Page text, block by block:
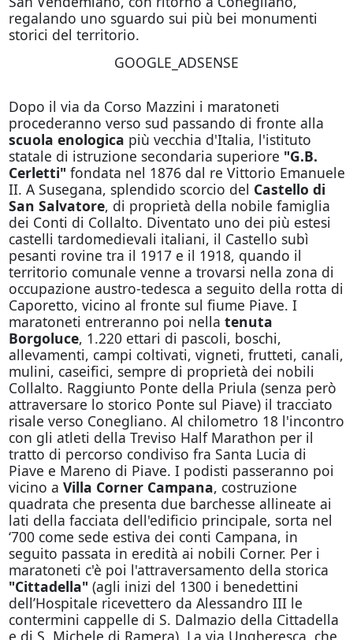
regalando uno sguardo sui più bei monumenti
storici del territorio.
GOOGLE_ADSENSE
Dopo il via da Corso Mazzini i maratoneti
procederanno verso sud passando di fronte alla
scuola enologica più vecchia d'Italia, l'istituto
statale di istruzione secondaria superiore "G.B.
Cerletti" fondata nel 1876 dal re Vittorio Emanuele
II. A Susegana, splendido scorcio del Castello di
San Salvatore, di proprietà della nobile famiglia
dei Conti di Collalto. Diventato uno dei più estesi
castelli tardomedievali italiani, il Castello subì
pesanti rovine tra il 1917 e il 1918, quando il
territorio comunale venne a trovarsi nella zona di
occupazione austro-tedesca a seguito della rotta di
Caporetto, vicino al fronte sul fiume Piave. I
maratoneti entreranno poi nella tenuta
Borgoluce, 1.220 ettari di pascoli, boschi,
allevamenti, campi coltivati, vigneti, frutteti, canali,
mulini, caseifici, sempre di proprietà dei nobili
Collalto. Raggiunto Ponte della Priula (senza però
attraversare lo storico Ponte sul Piave) il tracciato
risale verso Conegliano. Al chilometro 18 l'incontro
con gli atleti della Treviso Half Marathon per il
tratto di percorso condiviso fra Santa Lucia di
Piave e Mareno di Piave. I podisti passeranno poi
vicino a Villa Corner Campana, costruzione
quadrata che presenta due barchesse allineate ai
lati della facciata dell'edificio principale, sorta nel
‘700 come sede estiva dei conti Campana, in
seguito passata in eredità ai nobili Corner. Per i
maratoneti c'è poi l'attraversamento della storica
"Cittadella" (agli inizi del 1300 i benedettini
dell’Hospitale ricevettero da Alessandro III le
contermini cappelle di S. Dalmazio della Cittadella
e di S. Michele di Ramera). La via Ungheresca, che